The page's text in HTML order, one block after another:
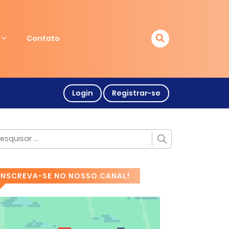
Contato
Login Registrar-se
SE NO NOSSO CANAL!